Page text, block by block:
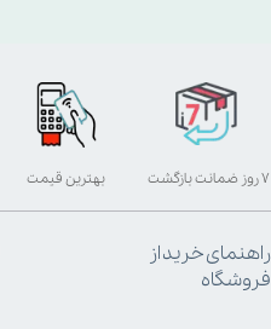
بهترین قیمت ۷ روز ضمانت بازگشت
راهنمای خرید از
فروشگاه